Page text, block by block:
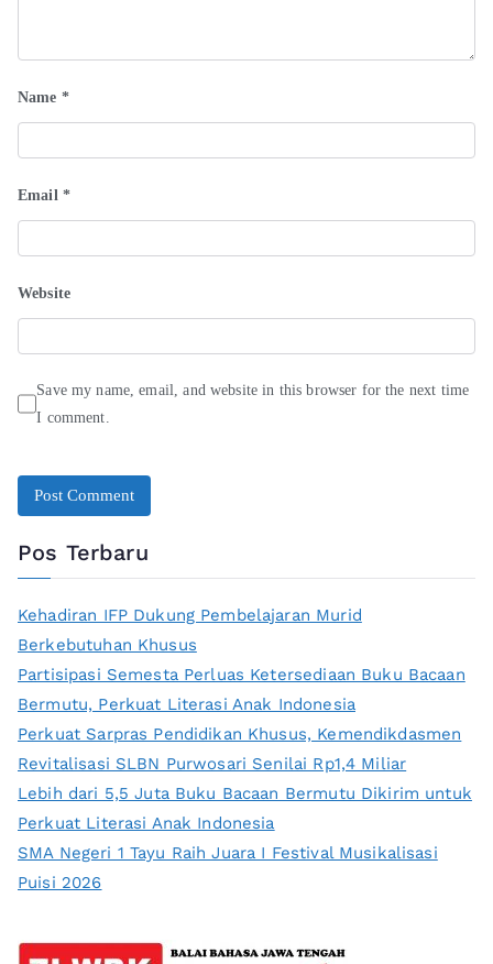
Name *
Email *
Website
Save my name, email, and website in this browser for the next time
I comment.
Pos Terbaru
Kehadiran IFP Dukung Pembelajaran Murid
Berkebutuhan Khusus
Partisipasi Semesta Perluas Ketersediaan Buku Bacaan
Bermutu, Perkuat Literasi Anak Indonesia
Perkuat Sarpras Pendidikan Khusus, Kemendikdasmen
Revitalisasi SLBN Purwosari Senilai Rp1,4 Miliar
Lebih dari 5,5 Juta Buku Bacaan Bermutu Dikirim untuk
Perkuat Literasi Anak Indonesia
SMA Negeri 1 Tayu Raih Juara I Festival Musikalisasi
Puisi 2026